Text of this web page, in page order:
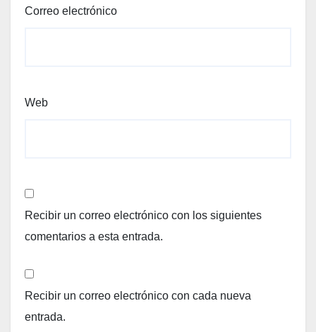
Correo electrónico
Web
Recibir un correo electrónico con los siguientes
comentarios a esta entrada.
Recibir un correo electrónico con cada nueva
entrada.